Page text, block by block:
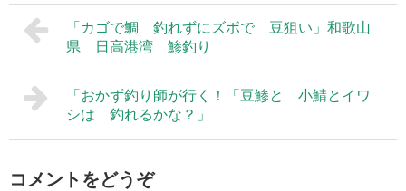
「カゴで鯛 釣れずにズボで 豆狙い」和歌山
県 日高港湾 鯵釣り
「おかず釣り師が行く！「豆鯵と 小鯖とイワ
シは 釣れるかな？」
コメントをどうぞ